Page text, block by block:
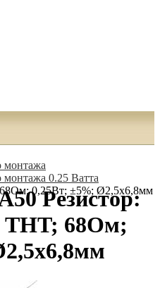
монтажа
монтажа 0.25 Ватта
68Ом; 0,25Вт; ±5%; Ø2,5x6,8мм
Резистор:
THT; 68Ом;